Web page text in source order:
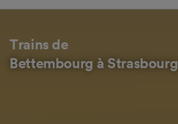
Trains de
Bettembourg à Strasbourg